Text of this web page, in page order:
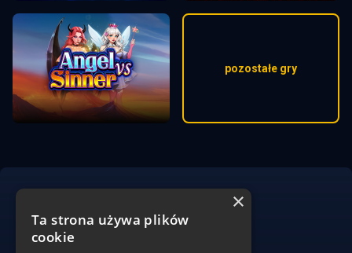
pozostałe gry
×
Ta strona używa plików
cookie